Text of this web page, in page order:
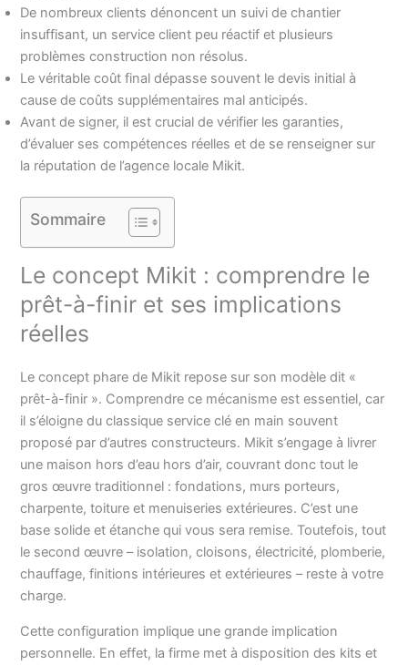
De nombreux clients dénoncent un suivi de chantier
insuffisant, un service client peu réactif et plusieurs
problèmes construction non résolus.
Le véritable coût final dépasse souvent le devis initial à
cause de coûts supplémentaires mal anticipés.
Avant de signer, il est crucial de vérifier les garanties,
d’évaluer ses compétences réelles et de se renseigner sur
la réputation de l’agence locale Mikit.
Sommaire
Le concept Mikit : comprendre le
prêt-à-finir et ses implications
réelles
Le concept phare de Mikit repose sur son modèle dit «
prêt-à-finir ». Comprendre ce mécanisme est essentiel, car
il s’éloigne du classique service clé en main souvent
proposé par d’autres constructeurs. Mikit s’engage à livrer
une maison hors d’eau hors d’air, couvrant donc tout le
gros œuvre traditionnel : fondations, murs porteurs,
charpente, toiture et menuiseries extérieures. C’est une
base solide et étanche qui vous sera remise. Toutefois, tout
le second œuvre – isolation, cloisons, électricité, plomberie,
chauffage, finitions intérieures et extérieures – reste à votre
charge.
Cette configuration implique une grande implication
personnelle. En effet, la firme met à disposition des kits et